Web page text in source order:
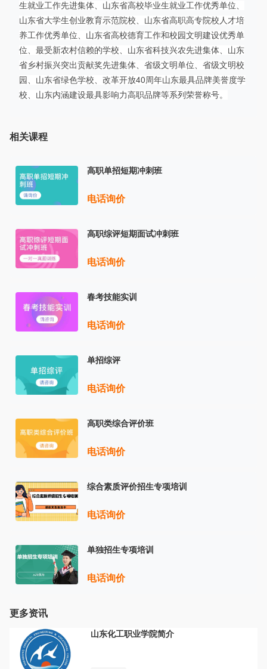
生就业工作先进集体、山东省高校毕业生就业工作优秀单位、
山东省大学生创业教育示范院校、山东省高职高专院校人才培
养工作优秀单位、山东省高校德育工作和校园文明建设优秀单
位、最受新农村信赖的学校、山东省科技兴农先进集体、山东
省乡村振兴突出贡献奖先进集体、省级文明单位、省级文明校
园、山东省绿色学校、改革开放40周年山东最具品牌美誉度学
校、山东内涵建设最具影响力高职品牌等系列荣誉称号。
相关课程
高职单招短期冲刺班
电话询价
高职综评短期面试冲刺班
电话询价
春考技能实训
电话询价
单招综评
电话询价
高职类综合评价班
电话询价
综合素质评价招生专项培训
电话询价
单独招生专项培训
电话询价
更多资讯
山东化工职业学院简介